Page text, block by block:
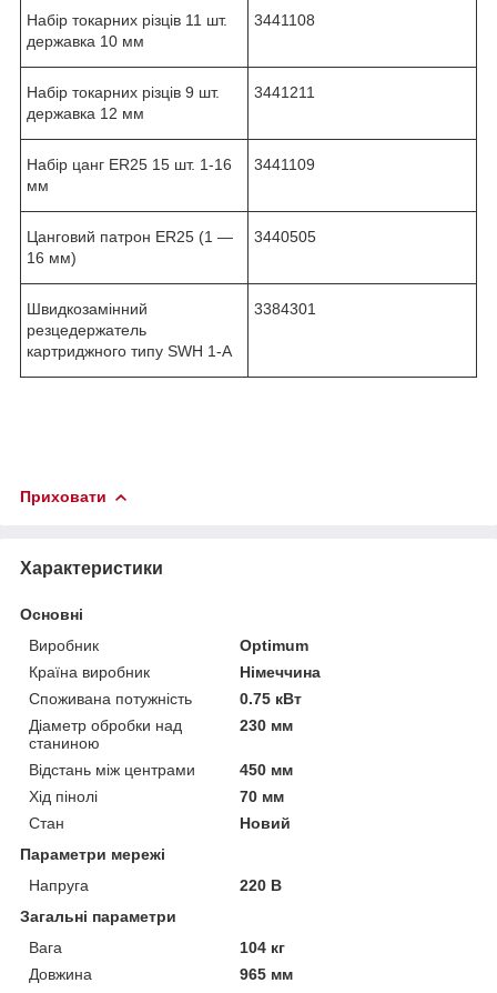
Набір токарних різців 11 шт.
державка 10 мм
3441108
Набір токарних різців 9 шт.
державка 12 мм
3441211
Набір цанг ER25 15 шт. 1-16
мм
3441109
Цанговий патрон ER25 (1 —
16 мм)
3440505
Швидкозамінний
резцедержатель
картриджного типу SWH 1-А
3384301
Приховати
Характеристики
Основні
Виробник
Optimum
Країна виробник
Німеччина
Споживана потужність
0.75 кВт
Діаметр обробки над
станиною
230 мм
Відстань між центрами
450 мм
Хід пінолі
70 мм
Стан
Новий
Параметри мережі
Напруга
220 В
Загальні параметри
Вага
104 кг
Довжина
965 мм